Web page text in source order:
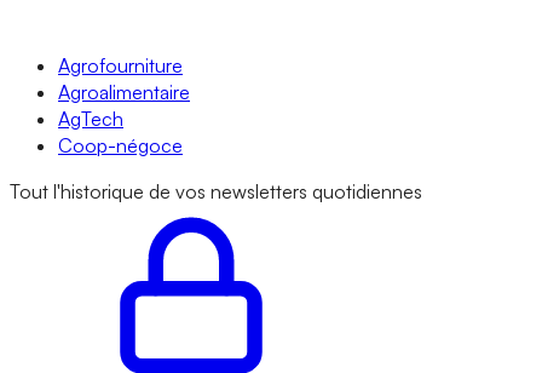
Agrofourniture
Agroalimentaire
AgTech
Coop-négoce
Tout l'historique de vos newsletters quotidiennes